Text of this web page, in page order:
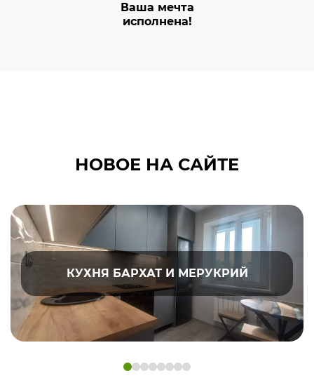
Ваша мечта
исполнена!
НОВОЕ НА САЙТЕ
КУХНЯ БАРХАТ И МЕРУКРИЙ